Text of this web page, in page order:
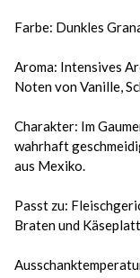
Farbe: Dunkles
Aroma: Intensives
Noten von Vanille,
Charakter: Im
wahrhaft
aus Mexiko.
Passt zu:
Braten und